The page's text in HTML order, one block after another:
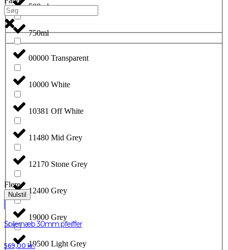
500ml
750ml
00000 Transparent
10000 White
10381 Off White
11480 Mid Grey
12170 Stone Grey
12400 Grey
19000 Grey
19500 Light Grey
Flere
Nulstil
Spilernæb 30mm pfeiffer
569,00 kr.